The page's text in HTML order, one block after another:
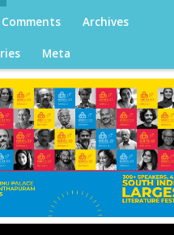
Archives
Meta